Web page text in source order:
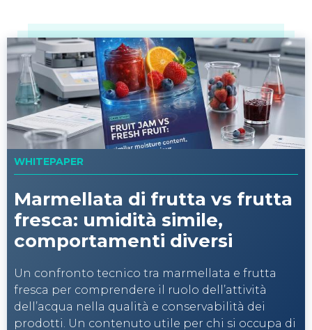
WHITEPAPER
Marmellata di frutta vs frutta
fresca: umidità simile,
comportamenti diversi
Un confronto tecnico tra marmellata e frutta
fresca per comprendere il ruolo dell’attività
dell’acqua nella qualità e conservabilità dei
prodotti. Un contenuto utile per chi si occupa di